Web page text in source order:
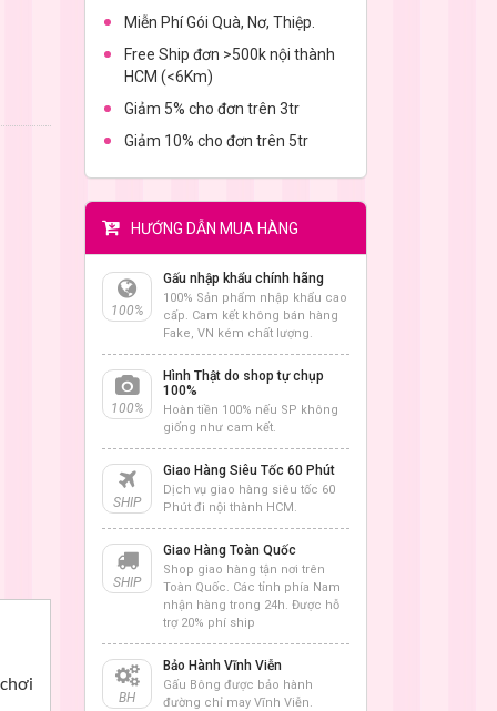
Miễn Phí Gói Quà, Nơ, Thiệp.
Free Ship đơn >500k nội thành
HCM (<6Km)
Giảm 5% cho đơn trên 3tr
Giảm 10% cho đơn trên 5tr
HƯỚNG DẪN MUA HÀNG
100%
Gấu nhập khẩu chính hãng
100% Sản phẩm nhập khẩu cao
cấp. Cam kết không bán hàng
Fake, VN kém chất lượng.
100%
Hình Thật do shop tự chụp
100%
Hoàn tiền 100% nếu SP không
giống như cam kết.
SHIP
Giao Hàng Siêu Tốc 60 Phút
Dịch vụ giao hàng siêu tốc 60
Phút đi nội thành HCM.
SHIP
Giao Hàng Toàn Quốc
Shop giao hàng tận nơi trên
Toàn Quốc. Các tỉnh phía Nam
nhận hàng trong 24h. Được hỗ
trợ 20% phí ship
BH
Bảo Hành Vĩnh Viễn
Gấu Bông được bảo hành
đường chỉ may Vĩnh Viễn.